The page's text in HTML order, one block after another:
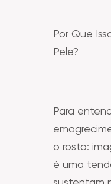
Por Que
Pele?
Para
o rosto:
é uma